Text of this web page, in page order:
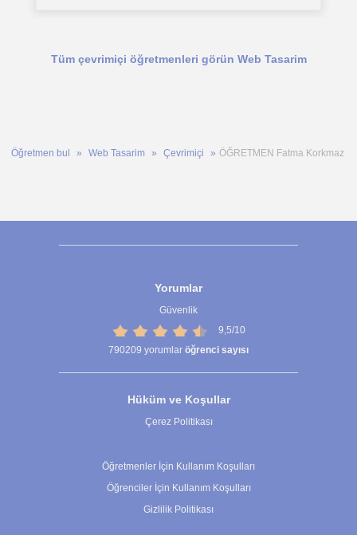
Tüm çevrimiçi öğretmenleri görün Web Tasarim
Öğretmen bul Web Tasarim Çevrimiçi ÖĞRETMEN Fatma Korkmaz
Yorumlar
Güvenlik
9,5/10
790209 yorumlar öğrenci sayısı
Hüküm ve Koşullar
Çerez Politikası
Öğretmenler İçin Kullanım Koşulları
Öğrenciler İçin Kullanım Koşulları
Gizlilik Politikası